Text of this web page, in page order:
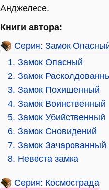
Анджелесе.
Книги автора:
Серия: Замок
1. Замок Опасный
2. Замок
3. Замок Похищенный
4. Замок Воинственный
5. Замок Убийственный
6. Замок Сновидений
7. Замок Зачарованный
8. Невеста замка
Серия: Космострада